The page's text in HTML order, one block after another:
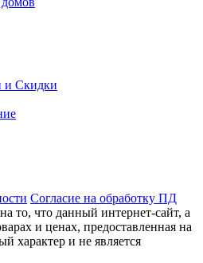
и Скидки
Согласие на обработку ПД
то, что данный интернет-сайт, а
и ценах, предоставленная на
характер и не является